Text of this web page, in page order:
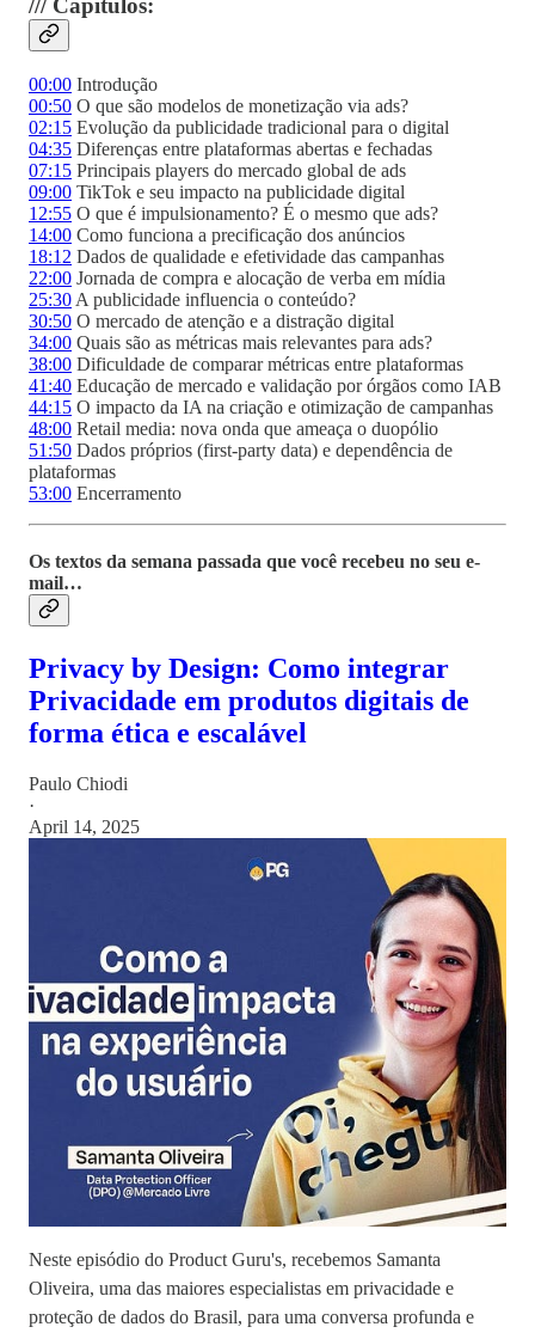
/// Capítulos:
00:00 Introdução
00:50 O que são modelos de monetização via ads?
02:15 Evolução da publicidade tradicional para o digital
04:35 Diferenças entre plataformas abertas e fechadas
07:15 Principais players do mercado global de ads
09:00 TikTok e seu impacto na publicidade digital
12:55 O que é impulsionamento? É o mesmo que ads?
14:00 Como funciona a precificação dos anúncios
18:12 Dados de qualidade e efetividade das campanhas
22:00 Jornada de compra e alocação de verba em mídia
25:30 A publicidade influencia o conteúdo?
30:50 O mercado de atenção e a distração digital
34:00 Quais são as métricas mais relevantes para ads?
38:00 Dificuldade de comparar métricas entre plataformas
41:40 Educação de mercado e validação por órgãos como IAB
44:15 O impacto da IA na criação e otimização de campanhas
48:00 Retail media: nova onda que ameaça o duopólio
51:50 Dados próprios (first-party data) e dependência de
plataformas
53:00 Encerramento
Os textos da semana passada que você recebeu no seu e-
mail…
Privacy by Design: Como integrar
Privacidade em produtos digitais de
forma ética e escalável
Paulo Chiodi
·
April 14, 2025
Neste episódio do Product Guru's, recebemos Samanta
Oliveira, uma das maiores especialistas em privacidade e
proteção de dados do Brasil, para uma conversa profunda e